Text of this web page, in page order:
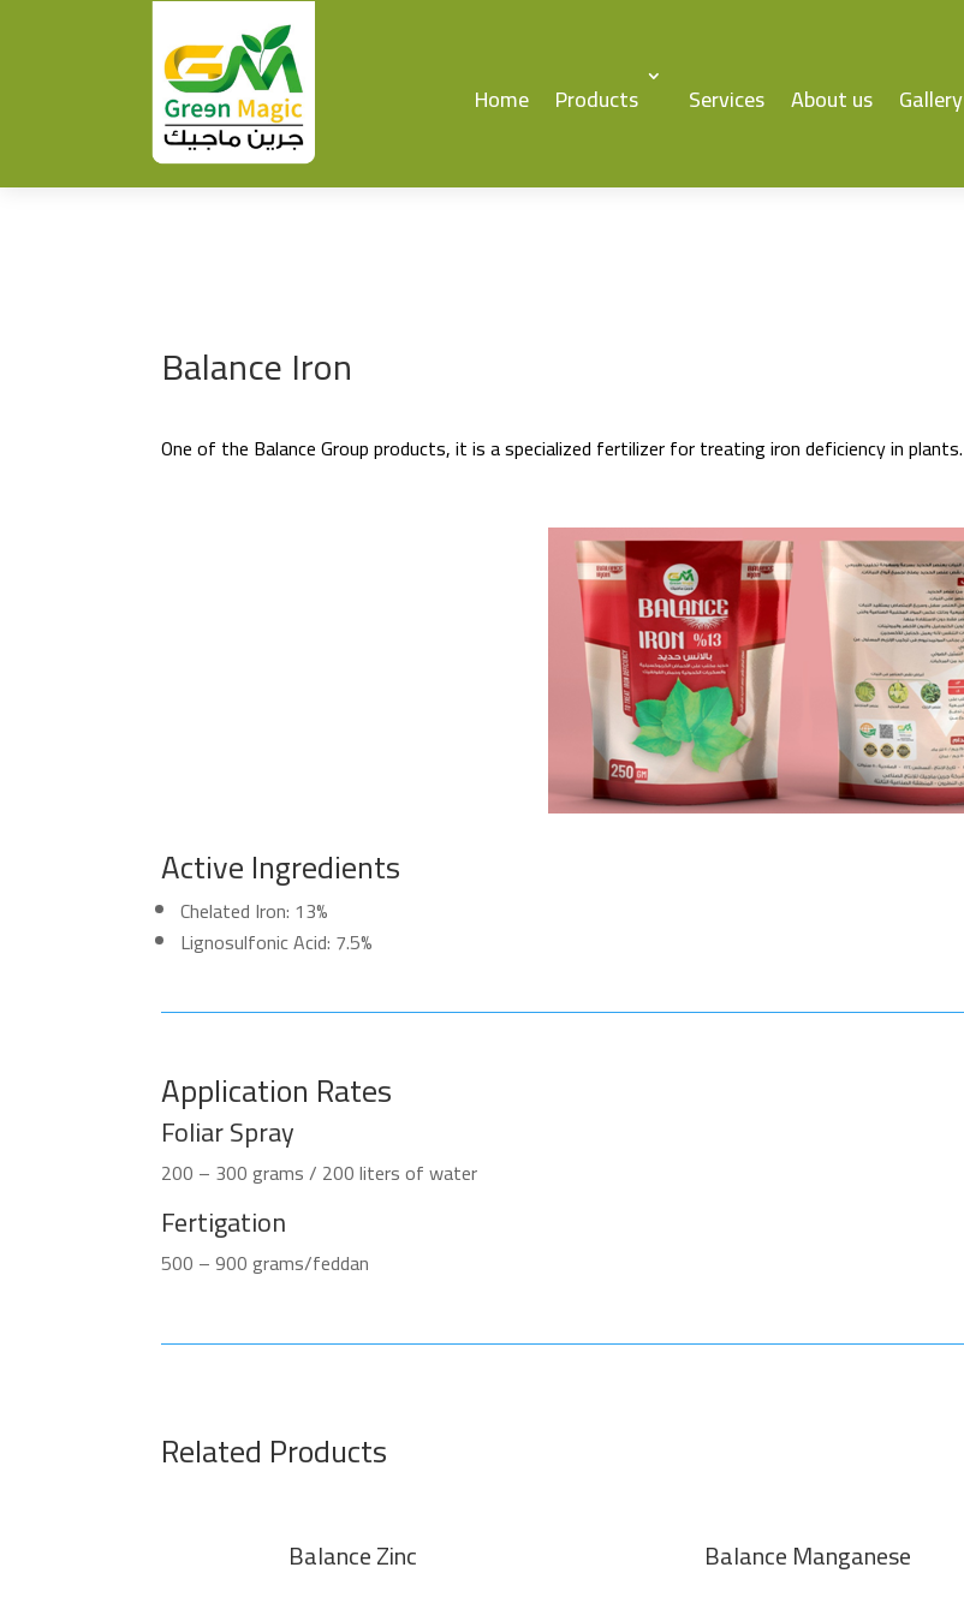
Home Products Services About us Gallery
Balance Iron
One of the Balance Group products, it is a specialized fertilizer for treating iron deficiency in plants.
Active Ingredients
Chelated Iron: 13%
Lignosulfonic Acid: 7.5%
Application Rates
Foliar Spray
200 – 300 grams / 200 liters of water
Fertigation
500 – 900 grams/feddan
Related Products
Balance Zinc Balance Manganese